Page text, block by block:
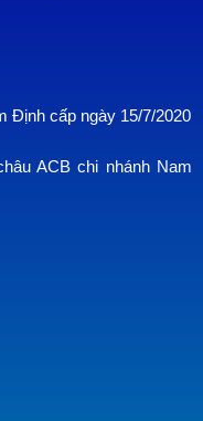
Định cấp ngày 15/7/2020
ACB chi nhánh Nam